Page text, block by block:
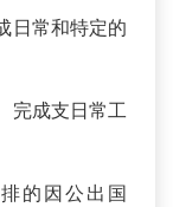
日常和特定的
完成支日常工
的因公出国